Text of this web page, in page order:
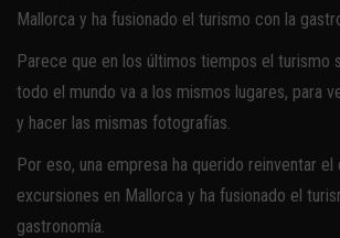
Mallorca y ha fusionado el turismo con la
Parece que en los últimos tiempos el turismo
todo el mundo va a los mismos lugares, para
y hacer las mismas fotografías.
Por eso, una empresa ha querido reinventar
excursiones en Mallorca y ha fusionado el
gastronomía.